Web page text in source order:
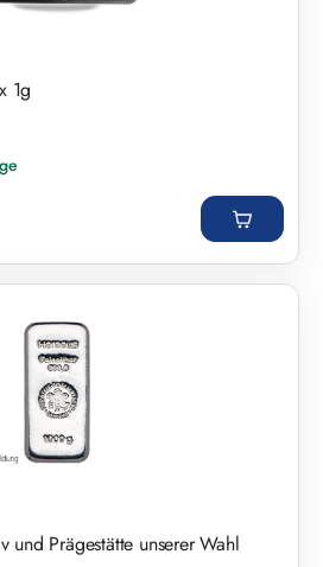
1g
und Prägestätte unserer Wahl